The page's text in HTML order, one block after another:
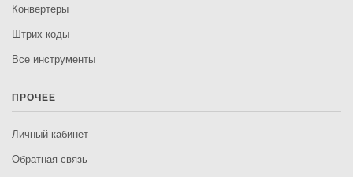
Конвертеры
Штрих коды
Все инструменты
ПРОЧЕЕ
Личный кабинет
Обратная связь